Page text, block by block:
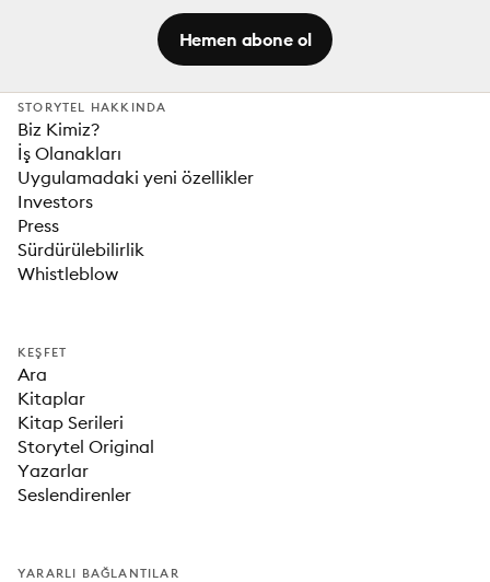
Hemen abone ol
STORYTEL HAKKINDA
Biz Kimiz?
İş Olanakları
Uygulamadaki yeni özellikler
Investors
Press
Sürdürülebilirlik
Whistleblow
KEŞFET
Ara
Kitaplar
Kitap Serileri
Storytel Original
Yazarlar
Seslendirenler
YARARLI BAĞLANTILAR